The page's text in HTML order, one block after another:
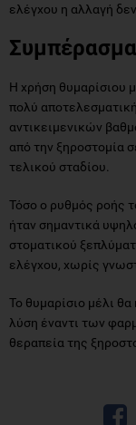
ελέγχου η αλλαγή
Συμπέρασμα
Η χρήση θυμαρίσιου
πολύ
αντικειμενικών
από την ξηροστομία
τελικού σταδίου.
Τόσο ο ρυθμός ροής
ήταν σημαντικά
στοματικού
ελέγχου, χωρίς
Το θυμαρίσιο μέλι
λύση έναντι των
θεραπεία της